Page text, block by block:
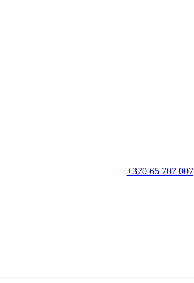
+370 65 707 007